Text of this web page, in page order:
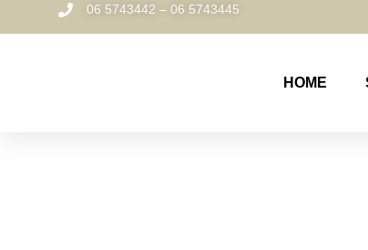
06 5743442 – 06 5743445
HOME